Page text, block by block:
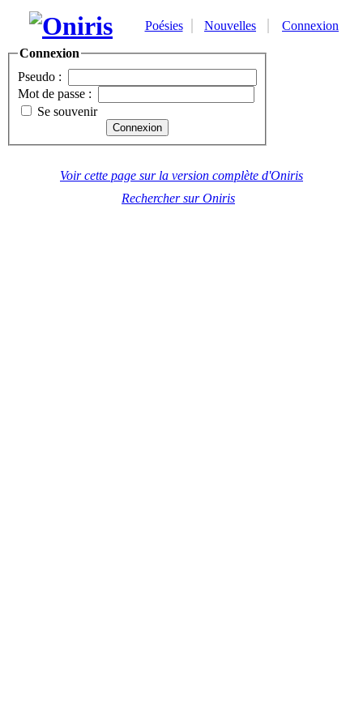
Poésies Nouvelles
Connexion
Connexion
Pseudo :
Mot de passe :
Se souvenir
Voir cette page sur la version complète d'Oniris
Rechercher sur Oniris